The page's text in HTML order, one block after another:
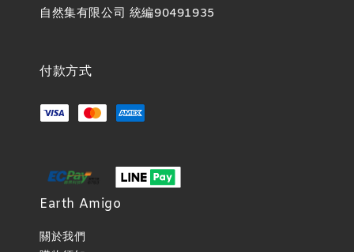
自然集有限公司 統編90491935
付款方式
Earth Amigo
關於我們